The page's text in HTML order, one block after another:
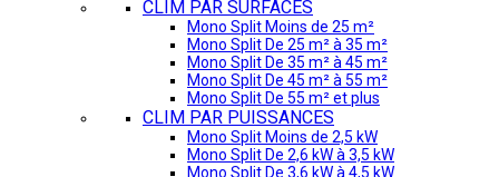
CLIM PAR SURFACES
Mono Split Moins de 25 m²
Mono Split De 25 m² à 35 m²
Mono Split De 35 m² à 45 m²
Mono Split De 45 m² à 55 m²
Mono Split De 55 m² et plus
CLIM PAR PUISSANCES
Mono Split Moins de 2,5 kW
Mono Split De 2,6 kW à 3,5 kW
Mono Split De 3,6 kW à 4,5 kW